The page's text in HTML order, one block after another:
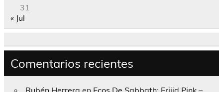
31
« Jul
Comentarios recientes